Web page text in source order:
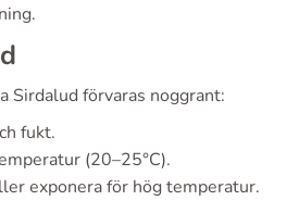
Sirdalud förvaras noggrant:
fukt.
(20–25°C).
exponera för hög temperatur.